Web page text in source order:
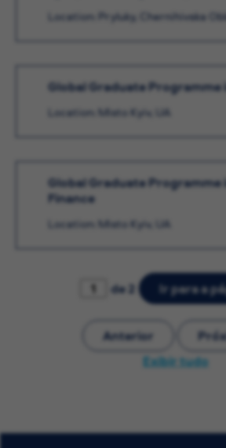
Location: Pryluky, Chernihivska
Global Graduate Programme
Location: Misto Kyiv, UA
Global Graduate Programme
Finance
Location: Misto Kyiv, UA
de 2 Ir para a
Anterior
Exibir tudo